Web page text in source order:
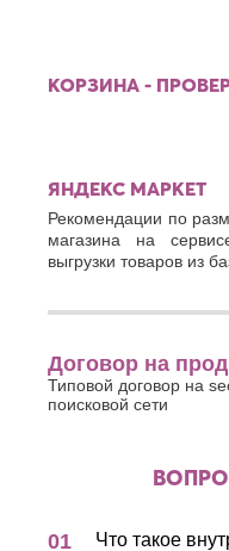
КОРЗИНА -
ЯНДЕКС МАРКЕТ
Рекомендации по
магазина на
выгрузки товаров из
Договор на
Типовой договор на
поисковой сети
Что такое